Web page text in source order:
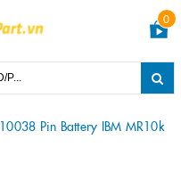
0
10038 Pin Battery IBM MR10k